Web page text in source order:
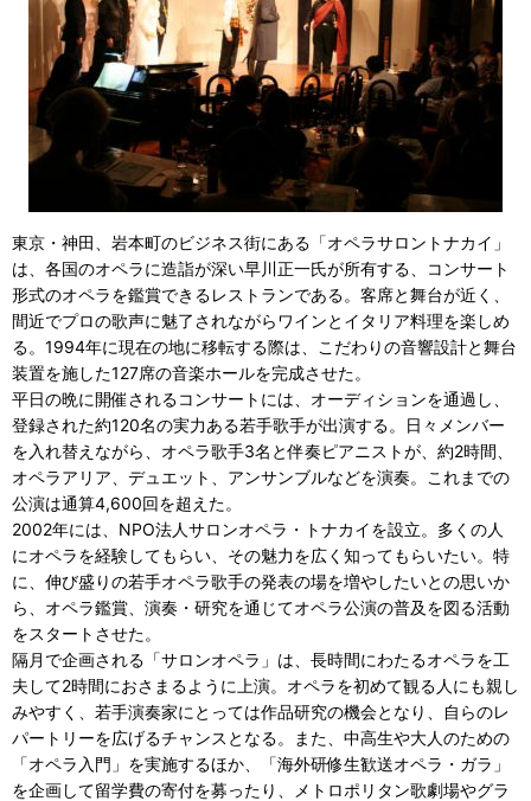
東京・神田、岩本町のビジネス街にある「オペラサロントナカイ」
は、各国のオペラに造詣が深い早川正一氏が所有する、コンサート
形式のオペラを鑑賞できるレストランである。客席と舞台が近く、
間近でプロの歌声に魅了されながらワインとイタリア料理を楽しめ
る。1994年に現在の地に移転する際は、こだわりの音響設計と舞台
装置を施した127席の音楽ホールを完成させた。
平日の晩に開催されるコンサートには、オーディションを通過し、
登録された約120名の実力ある若手歌手が出演する。日々メンバー
を入れ替えながら、オペラ歌手3名と伴奏ピアニストが、約2時間、
オペラアリア、デュエット、アンサンブルなどを演奏。これまでの
公演は通算4,600回を超えた。
2002年には、NPO法人サロンオペラ・トナカイを設立。多くの人
にオペラを経験してもらい、その魅力を広く知ってもらいたい。特
に、伸び盛りの若手オペラ歌手の発表の場を増やしたいとの思いか
ら、オペラ鑑賞、演奏・研究を通じてオペラ公演の普及を図る活動
をスタートさせた。
隔月で企画される「サロンオペラ」は、長時間にわたるオペラを工
夫して2時間におさまるように上演。オペラを初めて観る人にも親し
みやすく、若手演奏家にとっては作品研究の機会となり、自らのレ
パートリーを広げるチャンスとなる。また、中高生や大人のための
「オペラ入門」を実施するほか、「海外研修生歓送オペラ・ガラ」
を企画して留学費の寄付を募ったり、メトロポリタン歌劇場やグラ